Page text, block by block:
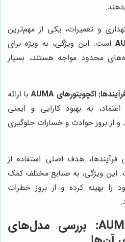
و تعمیرات، یکی از مهم‌ترین
است. این ویژگی، به ویژه برای
محدود مواجه هستند، بسیار
اکچویتورهای AUMA
با ارائه
به بهبود کارایی و ایمنی
و از بروز حوادث و خسارات جلوگیری
فرآیندها، هدف اصلی استفاده از
این ویژگی، به صنایع مختلف کمک
را بهینه کرده و از بروز خطرات
انواع اکچویتور AUMA: بررسی مدل‌های